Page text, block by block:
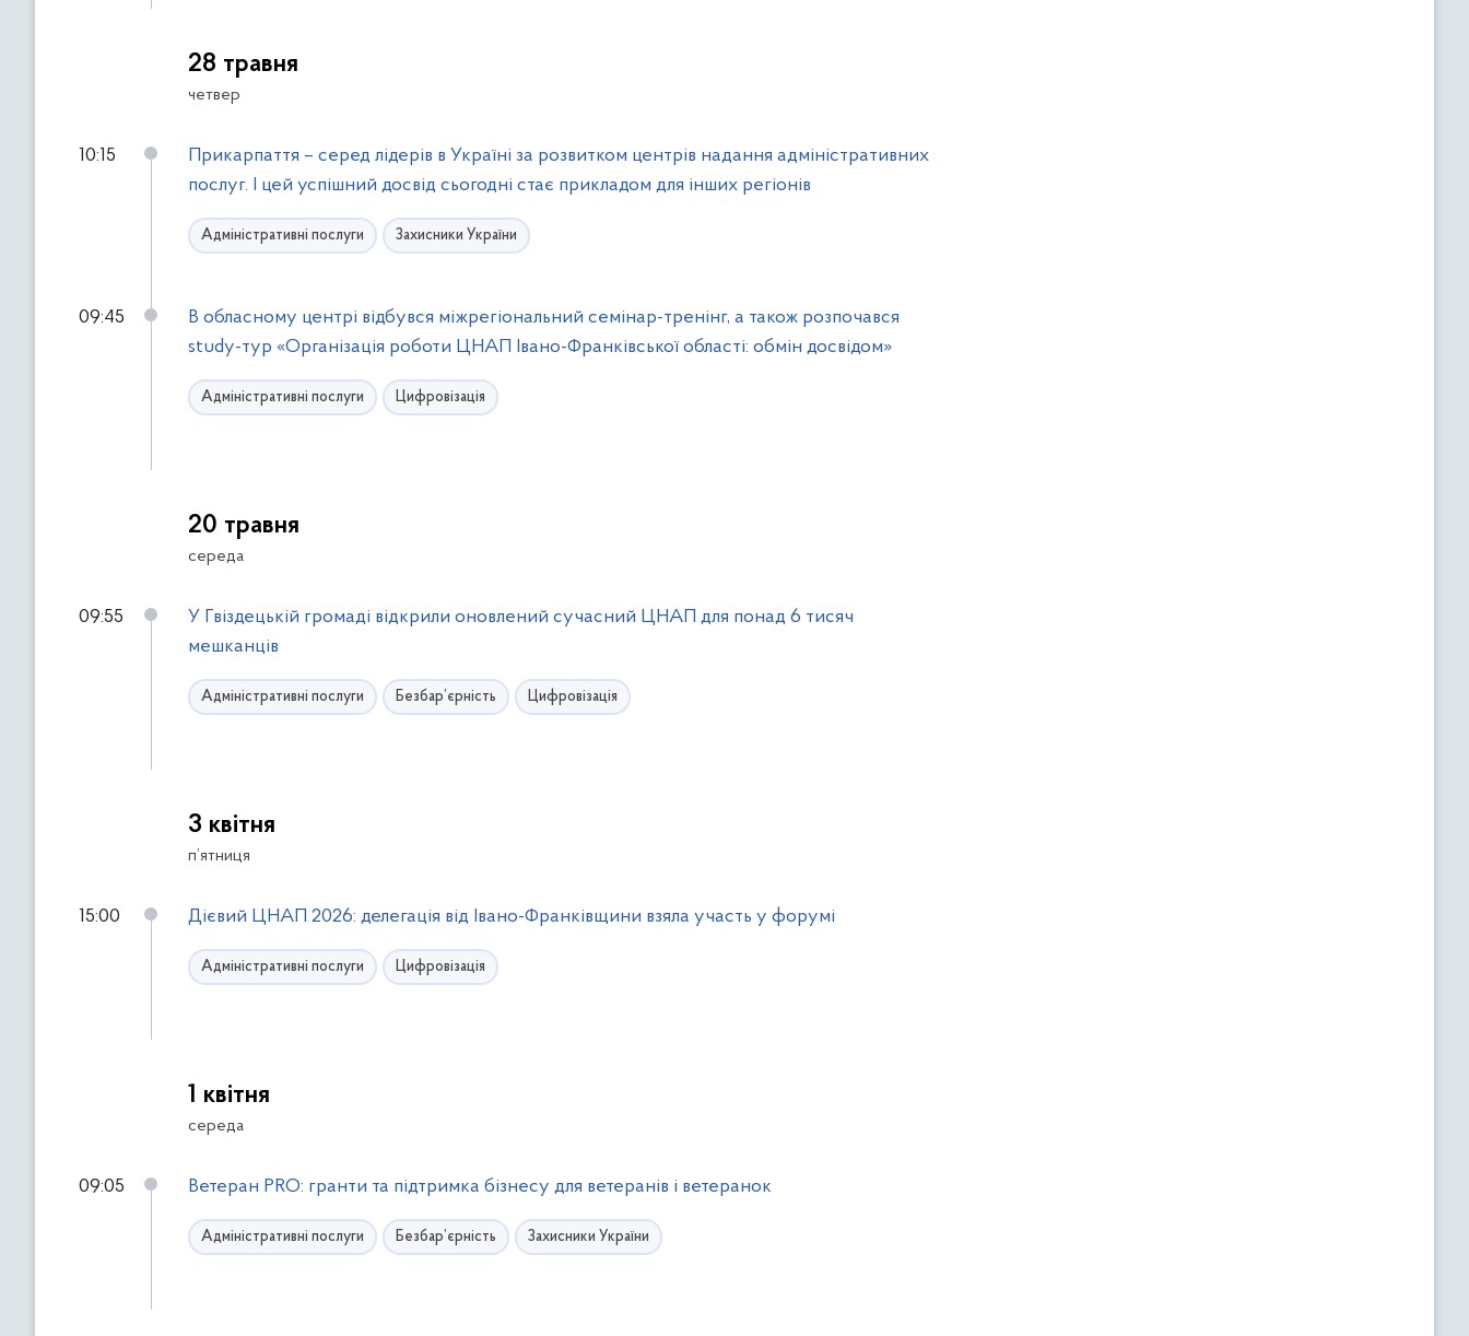
28 травня
четвер
10:15
Прикарпаття – серед лідерів в Україні за розвитком центрів надання адміністративних
послуг. І цей успішний досвід сьогодні стає прикладом для інших регіонів
Адміністративні послуги Захисники України
09:45
В обласному центрі відбувся міжрегіональний семінар-тренінг, а також розпочався
study-тур «Організація роботи ЦНАП Івано-Франківської області: обмін досвідом»
Адміністративні послуги Цифровізація
20 травня
середа
09:55
У Гвіздецькій громаді відкрили оновлений сучасний ЦНАП для понад 6 тисяч
мешканців
Адміністративні послуги Безбар’єрність Цифровізація
3 квітня
п’ятниця
15:00 Дієвий ЦНАП 2026: делегація від Івано-Франківщини взяла участь у форумі
Адміністративні послуги Цифровізація
1 квітня
середа
09:05 Ветеран PRO: гранти та підтримка бізнесу для ветеранів і ветеранок
Адміністративні послуги Безбар’єрність Захисники України